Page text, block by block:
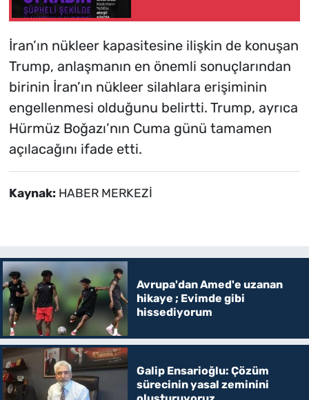
İran’ın nükleer kapasitesine ilişkin de konuşan
Trump, anlaşmanın en önemli sonuçlarından
birinin İran’ın nükleer silahlara erişiminin
engellenmesi olduğunu belirtti. Trump, ayrıca
Hürmüz Boğazı’nın Cuma günü tamamen
açılacağını ifade etti.
Kaynak: HABER MERKEZİ
Avrupa'dan Amed'e uzanan
hikaye ; Evimde gibi
hissediyorum
Galip Ensarioğlu: Çözüm
sürecinin yasal zeminini